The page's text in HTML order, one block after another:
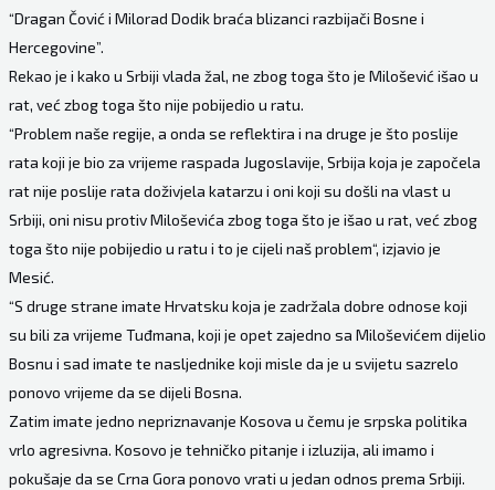
“Dragan Čović i Milorad Dodik braća blizanci razbijači Bosne i
Hercegovine”.
Rekao je i kako u Srbiji vlada žal, ne zbog toga što je Milošević išao u
rat, već zbog toga što nije pobijedio u ratu.
“Problem naše regije, a onda se reflektira i na druge je što poslije
rata koji je bio za vrijeme raspada Jugoslavije, Srbija koja je započela
rat nije poslije rata doživjela katarzu i oni koji su došli na vlast u
Srbiji, oni nisu protiv Miloševića zbog toga što je išao u rat, već zbog
toga što nije pobijedio u ratu i to je cijeli naš problem“, izjavio je
Mesić.
“S druge strane imate Hrvatsku koja je zadržala dobre odnose koji
su bili za vrijeme Tuđmana, koji je opet zajedno sa Miloševićem dijelio
Bosnu i sad imate te nasljednike koji misle da je u svijetu sazrelo
ponovo vrijeme da se dijeli Bosna.
Zatim imate jedno nepriznavanje Kosova u čemu je srpska politika
vrlo agresivna. Kosovo je tehničko pitanje i izluzija, ali imamo i
pokušaje da se Crna Gora ponovo vrati u jedan odnos prema Srbiji.